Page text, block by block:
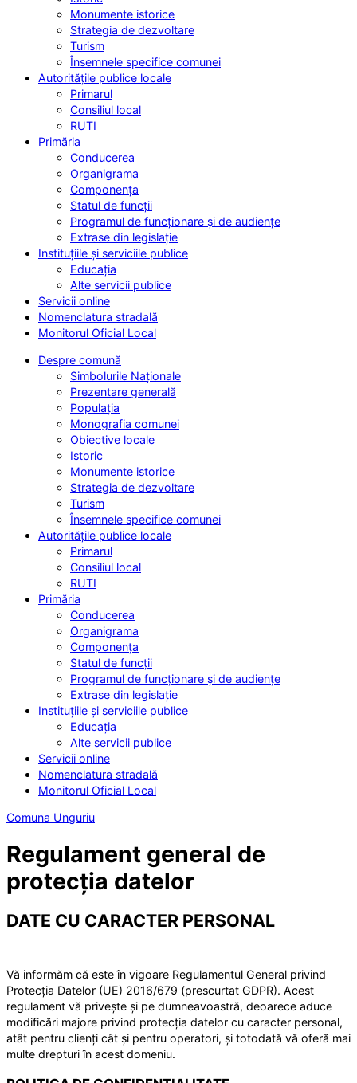
Monumente istorice
Strategia de dezvoltare
Turism
Însemnele specifice comunei
Autoritățile publice locale
Primarul
Consiliul local
RUTI
Primăria
Conducerea
Organigrama
Componența
Statul de funcții
Programul de funcționare și de audiențe
Extrase din legislație
Instituțiile și serviciile publice
Educația
Alte servicii publice
Servicii online
Nomenclatura stradală
Monitorul Oficial Local
Despre comună
Simbolurile Naționale
Prezentare generală
Populația
Monografia comunei
Obiective locale
Istoric
Monumente istorice
Strategia de dezvoltare
Turism
Însemnele specifice comunei
Autoritățile publice locale
Primarul
Consiliul local
RUTI
Primăria
Conducerea
Organigrama
Componența
Statul de funcții
Programul de funcționare și de audiențe
Extrase din legislație
Instituțiile și serviciile publice
Educația
Alte servicii publice
Servicii online
Nomenclatura stradală
Monitorul Oficial Local
Comuna Unguriu
Regulament general de
protecția datelor
DATE CU CARACTER PERSONAL
Vă informăm că este în vigoare Regulamentul General privind
Protecția Datelor (UE) 2016/679 (prescurtat GDPR). Acest
regulament vă privește și pe dumneavoastră, deoarece aduce
modificări majore privind protecția datelor cu caracter personal,
atât pentru clienți cât și pentru operatori, și totodată vă oferă mai
multe drepturi în acest domeniu.